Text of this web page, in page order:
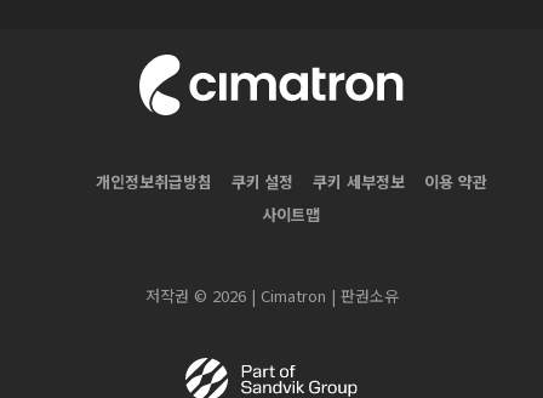
개인정보취급방침 쿠키 설정 쿠키 세부정보
이용 약관
사이트맵
저작권 © 2026 | Cimatron | 판권소유